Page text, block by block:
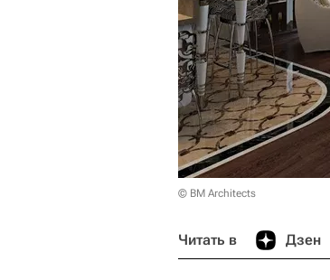
© BM Architects
Читать в Дзен